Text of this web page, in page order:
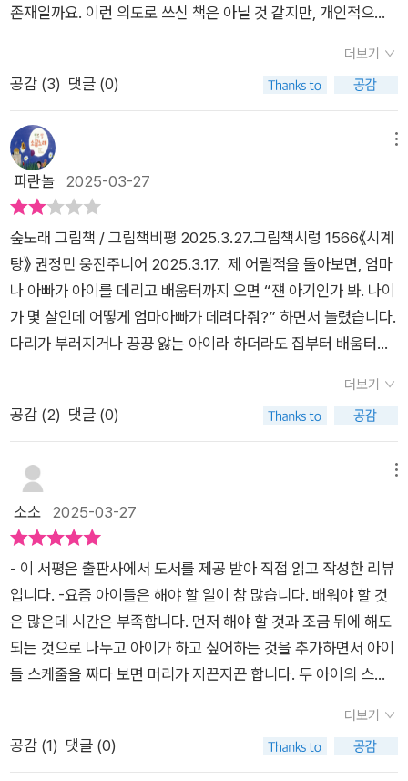
어른도, 아이도 시간에 등 떠밀려 거리만 멀어지는 요즘. 진짜 필
걸 아이의 상상력으로 보여준다.시계가 된 엄마를 돌리려는 딸의
이야기 속에서 시계가 된 엄마 역시 그 속에서 다시 ‘사람’이 되어
간다. 엄마는 시계탕의 따뜻한 물속에 몸을 누이고 눈을 천천히
뜬다. 그 사이 아이는 오랜만에 ‘시간’을 맛본다. 달리의 그림처럼
길게 늘어진 시간 속에서, 둘은 처음으로 같은 시간 안에 있다.그
리고 마침내, 엄마의 톱니바퀴 몇 개가 툭, 하고 빠진다. 엄마가
다.그제야 깨닫는다. 시계가 가르쳐주지 못했던 것을. 통제 대신
손을 내밀어주는 감정,재촉 대신 느긋하게 기다려주는 따스함. 시
간을 멈추니, 비로소 사랑이 들리기 시작했다.그림책 한 권이 말
해준다. 조금 늦어도 괜찮다고.따뜻한 물에 몸을 담그고, 잠깐 멈
춰 서도 된다고. 그동안 너무 단단히 조여 있었던 나사 하나쯤은
풀어도 된다고. 꽉 끼어 있던 톱니 하나쯤은 빼놓아도 된다.앞으
로 오래오래 함께 가기 위해서 말이다.그래, 이건 결국 나에게 보
자유롭게 읽고 느낀 바를 정리하였습니다.#시계탕#권정민#웅진
주니어#그림책추천#어린이그림책#시간을멈추면사랑이들린다
존재일까요. 이런 의도로 쓰신 책은 아닐 것 같지만, 개인적으로
다. 권정민 작가님 작품은 늘 꼭 소장하게 되는 것 같아요. 권정민
작가님, 작품 더 자주 읽고 싶습니다! 작업 많이 해 주세요~
더보기
공감 (3) 댓글 (0)
파란놀 2025-03-27
숲노래 그림책 / 그림책비평 2025.3.27.그림책시렁 1566《시계
탕》 권정민 웅진주니어 2025.3.17. 제 어릴적을 돌아보면, 엄마
나 아빠가 아이를 데리고 배움터까지 오면 “쟨 아기인가 봐. 나이
가 몇 살인데 어떻게 엄마아빠가 데려다줘?” 하면서 놀렸습니다.
다리가 부러지거나 끙끙 앓는 아이라 하더라도 집부터 배움터까
쇠(자가용)가 늘면서 “엄마아빠가 일터로 가는 길에 데려다준
다”고 말하는 사람이 조금씩 늘었고, 이제는 여덟 살 어린이뿐 아
니라 열여덟 살 푸름이까지 ‘엄마아빠 쇠(자가용)’를 타고서 오가
는 판이라고 할 만합니다. ‘스스로’를 잊고, ‘다릿심’을 잃고, ‘마을
빛’을 돌아보는 눈길이 사라지는 나날입니다. 《시계탕》은 바로
오늘날 우리나라에서 나올 만한 줄거리입니다. 어버이는 어버이
굴레에 서로 갇히는 나라이거든요. 아이는 좀 늦게 다니면서, 스
스로 느껴야 합니다. 아이는 자꾸 뭘 빠뜨리면서, 스스로 안 챙기
면 얼마나 고달픈지 배워야 합니다. 아이는 혼자 걸어서 집과 배
움터 사이를 다니는 동안에, 나를 둘러싼 마을과 숲과 하늘이 어
떤 빛인지 알아봐야 합니다. 이 곁에서 어버이(엄마아빠)도 나란
히 ‘나(어버이)다운 삶’과 ‘나(어른)로서 서는 살림’을 다시 익혀
야지요. 그림책 《시계탕》을 놓고 본다면, 줄거리로 깊이 들어가
더보기
공감 (2) 댓글 (0)
소소 2025-03-27
- 이 서평은 출판사에서 도서를 제공 받아 직접 읽고 작성한 리뷰
입니다. -요즘 아이들은 해야 할 일이 참 많습니다. 배워야 할 것
은 많은데 시간은 부족합니다. 먼저 해야 할 것과 조금 뒤에 해도
되는 것으로 나누고 아이가 하고 싶어하는 것을 추가하면서 아이
들 스케줄을 짜다 보면 머리가 지끈지끈 합니다. 두 아이의 스케
시간표 짜는 것도 일이더라고요. 그래도 아이들 미래를 생각하면
안할 수는 없습니다. 그리고 당연하게도 제 시간은 아이들 스케쥴
더보기
공감 (1) 댓글 (0)